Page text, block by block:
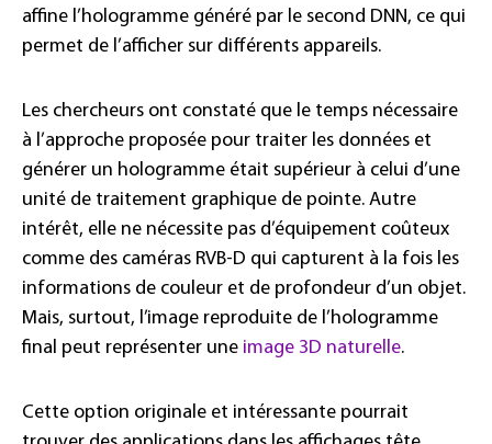
affine l’hologramme généré par le second DNN, ce qui
permet de l’afficher sur différents appareils.
Les chercheurs ont constaté que le temps nécessaire
à l’approche proposée pour traiter les données et
générer un hologramme était supérieur à celui d’une
unité de traitement graphique de pointe. Autre
intérêt, elle ne nécessite pas d’équipement coûteux
comme des caméras RVB-D qui capturent à la fois les
informations de couleur et de profondeur d’un objet.
Mais, surtout, l’image reproduite de l’hologramme
final peut représenter une image 3D naturelle.
Cette option originale et intéressante pourrait